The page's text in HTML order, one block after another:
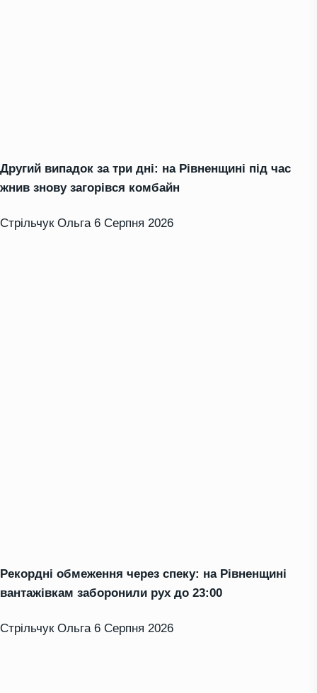
Другий випадок за три дні: на Рівненщині під час
жнив знову загорівся комбайн
Стрільчук Ольга 6 Серпня 2026
Рекордні обмеження через спеку: на Рівненщині
вантажівкам заборонили рух до 23:00
Стрільчук Ольга 6 Серпня 2026